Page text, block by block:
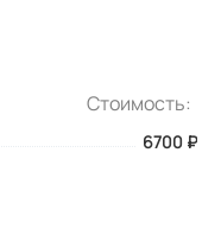
Стоимость:
6700 ₽